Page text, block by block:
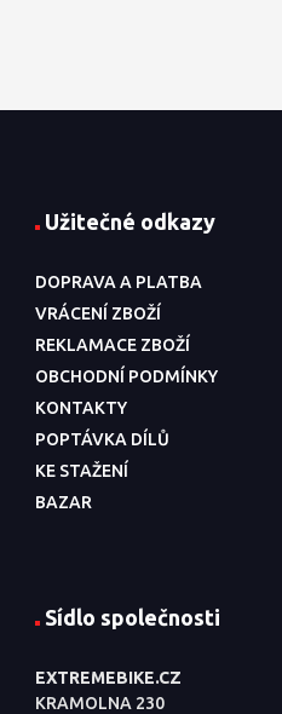
Užitečné odkazy
DOPRAVA A PLATBA
VRÁCENÍ ZBOŽÍ
REKLAMACE ZBOŽÍ
OBCHODNÍ PODMÍNKY
KONTAKTY
POPTÁVKA DÍLŮ
KE STAŽENÍ
BAZAR
Sídlo společnosti
EXTREMEBIKE.CZ
KRAMOLNA 230